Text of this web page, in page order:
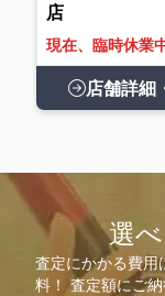
店
現在、臨時休業
店舗詳細
選
査定にかかる費用
料！ 査定額にご